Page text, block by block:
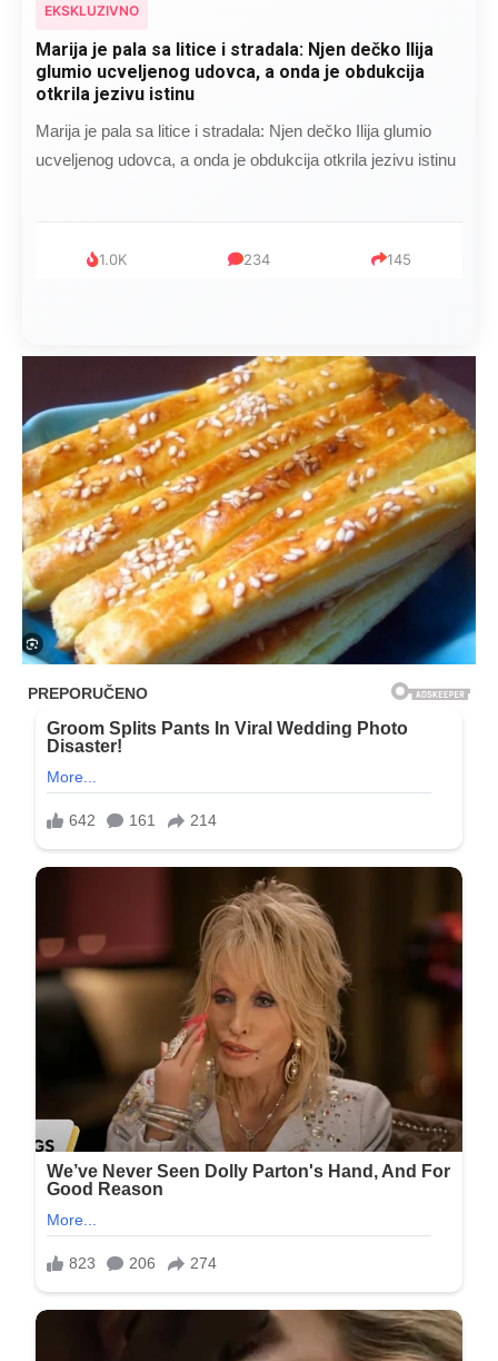
EKSKLUZIVNO
Marija je pala sa litice i stradala: Njen dečko Ilija
glumio ucveljenog udovca, a onda je obdukcija
otkrila jezivu istinu
Marija je pala sa litice i stradala: Njen dečko Ilija glumio
ucveljenog udovca, a onda je obdukcija otkrila jezivu istinu
1.0K 234 145